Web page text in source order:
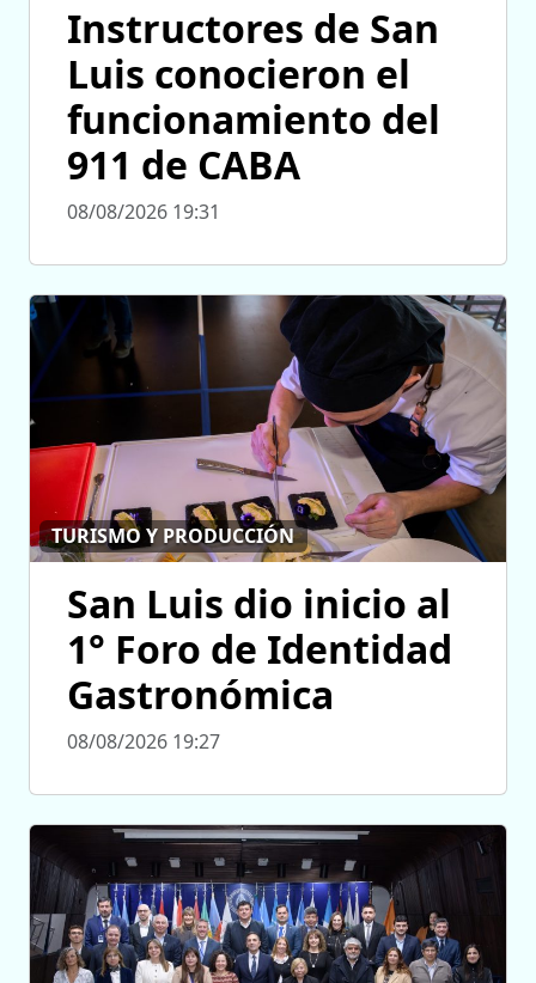
Instructores de San
Luis conocieron el
funcionamiento del
911 de CABA
08/08/2026 19:31
TURISMO Y PRODUCCIÓN
San Luis dio inicio al
1° Foro de Identidad
Gastronómica
08/08/2026 19:27